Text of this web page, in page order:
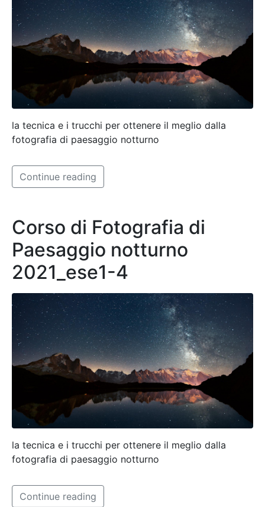
la tecnica e i trucchi per ottenere il meglio dalla
fotografia di paesaggio notturno
Continue reading
Corso di Fotografia di
Paesaggio notturno
2021_ese1-4
la tecnica e i trucchi per ottenere il meglio dalla
fotografia di paesaggio notturno
Continue reading